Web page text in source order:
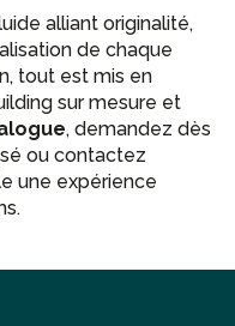
alliant originalité,
de chaque
tout est mis en
sur mesure et
, demandez dès
ou contactez
une expérience